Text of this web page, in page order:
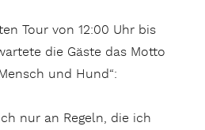
Tour von 12:00 Uhr bis
die Gäste das Motto
und Hund“:
nur an Regeln, die ich